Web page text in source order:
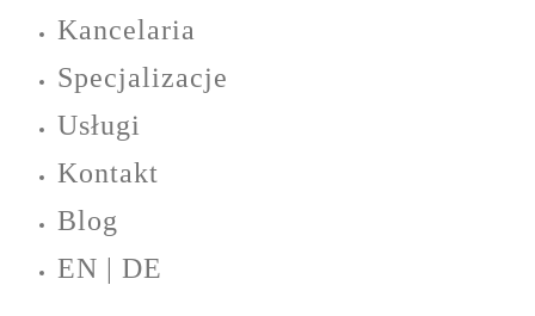
Kancelaria
Specjalizacje
Usługi
Kontakt
Blog
EN | DE